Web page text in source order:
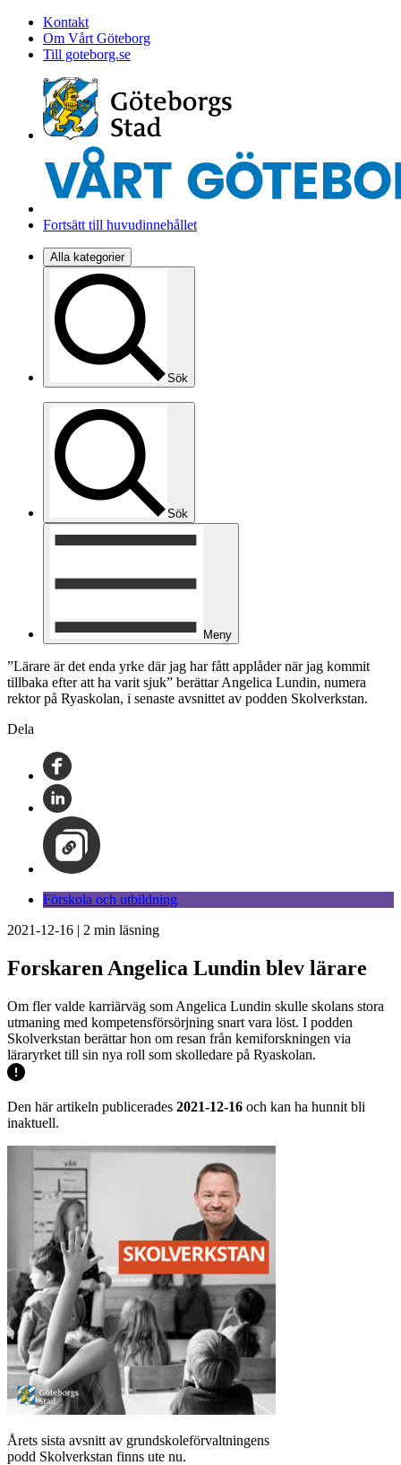
Kontakt
Om Vårt Göteborg
Till goteborg.se
Fortsätt till huvudinnehållet
Alla kategorier
Sök
Sök
Meny
”Lärare är det enda yrke där jag har fått applåder när jag kommit
tillbaka efter att ha varit sjuk” berättar Angelica Lundin, numera
rektor på Ryaskolan, i senaste avsnittet av podden Skolverkstan.
Dela
Förskola och utbildning
2021-12-16 | 2 min läsning
Forskaren Angelica Lundin blev lärare
Om fler valde karriärväg som Angelica Lundin skulle skolans stora
utmaning med kompetensförsörjning snart vara löst. I podden
Skolverkstan berättar hon om resan från kemiforskningen via
läraryrket till sin nya roll som skolledare på Ryaskolan.
Den här artikeln publicerades 2021-12-16 och kan ha hunnit bli
inaktuell.
Årets sista avsnitt av grundskoleförvaltningens
podd Skolverkstan finns ute nu.